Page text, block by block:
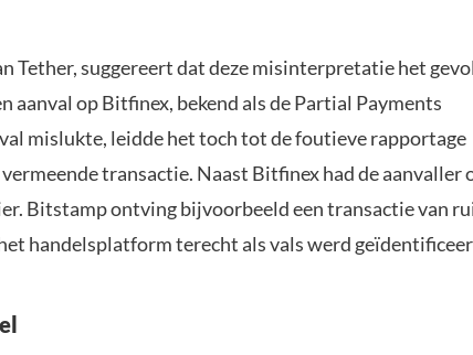
Tether, suggereert dat deze misinterpretatie het
aanval op Bitfinex, bekend als de Partial Payments
mislukte, leidde het toch tot de foutieve rapportage
transactie. Naast Bitfinex had de aanvaller
Bitstamp ontving bijvoorbeeld een transactie van
handelsplatform terecht als vals werd